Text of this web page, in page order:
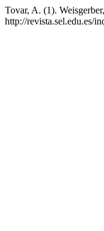
Tovar, A. (1).
http://revista.sel.edu.es/